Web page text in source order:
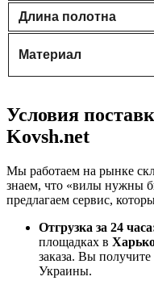
Длина полотна
Материал
Условия
Kovsh.net
Мы работаем на рынке
знаем, что «вилы нужны
предлагаем сервис,
Отгрузка за 24
площадках в
заказа. Вы
Украины.